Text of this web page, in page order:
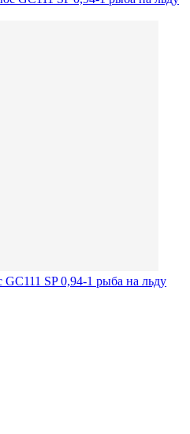
SP 0,94-1 рыба на льду